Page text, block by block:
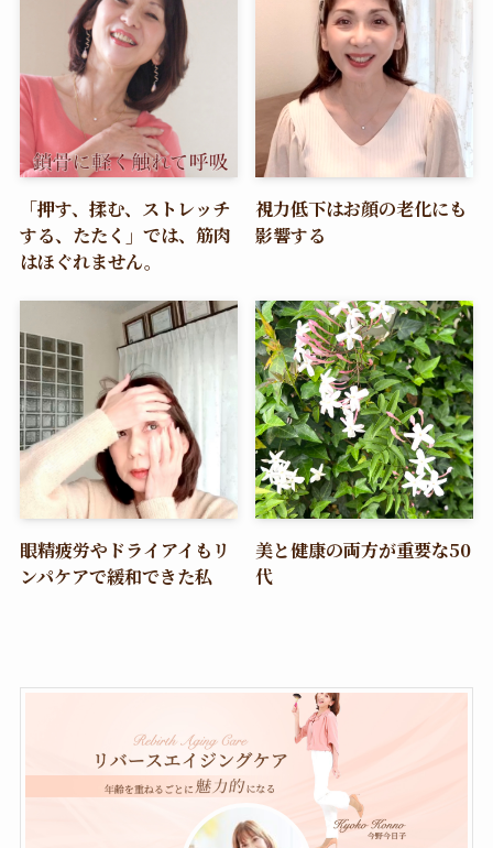
「押す、揉む、ストレッチ
する、たたく」では、筋肉
はほぐれません。
視力低下はお顔の老化にも
影響する
眼精疲労やドライアイもリ
ンパケアで緩和できた私
美と健康の両方が重要な50
代